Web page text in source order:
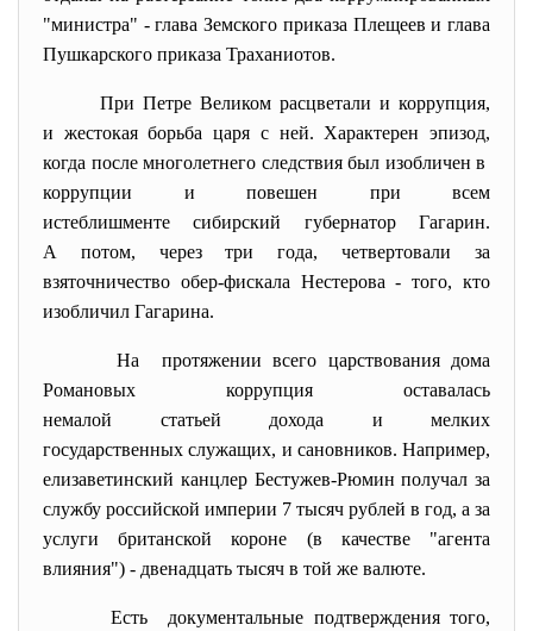
"министра" - глава Земского приказа Плещеев и глава
Пушкарского приказа Траханиотов.
При Петре Великом расцветали и коррупция,
и жестокая борьба царя с ней. Характерен эпизод,
когда после многолетнего следствия был изобличен в
коррупции и повешен при всем
истеблишменте сибирский губернатор Гагарин.
А потом, через три года, четвертовали за
взяточничество обер-фискала Нестерова - того, кто
изобличил Гагарина.
На протяжении всего царствования дома
Романовых коррупция оставалась
немалой статьей дохода и мелких
государственных служащих, и сановников. Например,
елизаветинский канцлер Бестужев-Рюмин получал за
службу российской империи 7 тысяч рублей в год, а за
услуги британской короне (в качестве "агента
влияния") - двенадцать тысяч в той же валюте.
Есть документальные подтверждения того,